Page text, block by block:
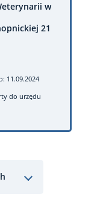
w
21
11.09.2024
do urzędu